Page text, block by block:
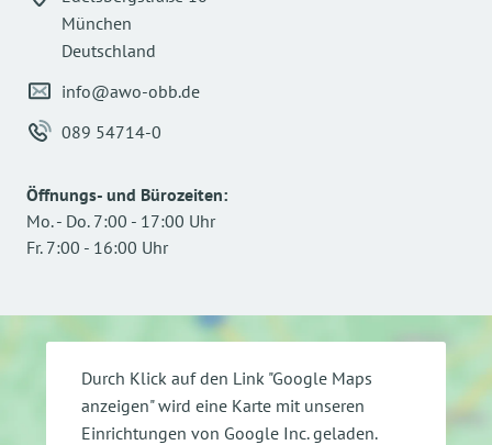
München
Deutschland
info@awo-obb.de
089 54714-0
Öffnungs- und Bürozeiten:
Mo.- Do. 7:00 - 17:00 Uhr
Fr. 7:00 - 16:00 Uhr
Durch Klick auf den Link "Google Maps
anzeigen" wird eine Karte mit unseren
Einrichtungen von Google Inc. geladen.